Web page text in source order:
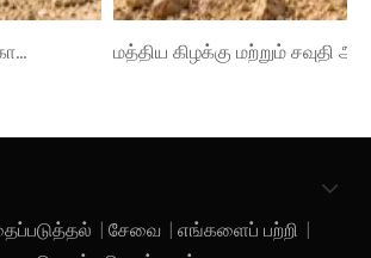
நீர்ப்புகா இராணுவ பாலைவன காலணிகள்: சிப்பாய்களுக்கு உண்மையில் அவை எப்போது தேவைப்படுகின்றன மத்திய கிழக்கு மற்றும் சவுதி அரேபியா நிலைமைகளுக்கான இராணுவ பாலைவன காலணிகள்
| சேவை | எங்களைப் பற்றி |